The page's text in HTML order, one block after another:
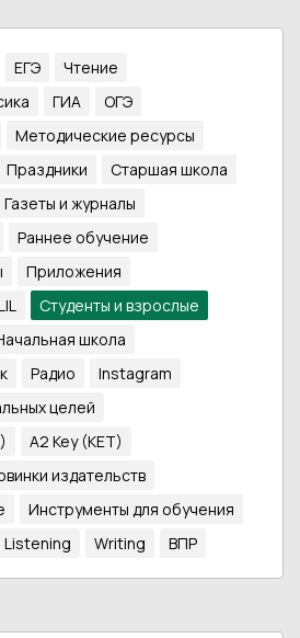
ЕГЭ
Чтение
ГИА
ОГЭ
Методические ресурсы
Праздники
Старшая школа
Газеты и журналы
Раннее обучение
Приложения
Студенты и взрослые
школа
Радио
Instagram
целей
A2 Key (KET)
издательств
Инструменты для обучения
Listening Writing ВПР